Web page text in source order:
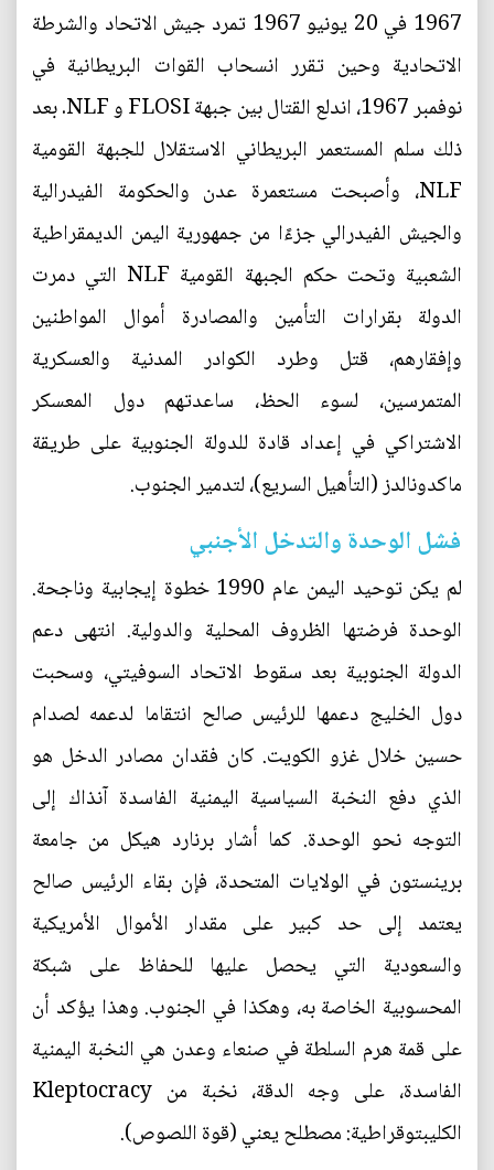
1967 في 20 يونيو 1967 تمرد جيش الاتحاد والشرطة
الاتحادية وحين تقرر انسحاب القوات البريطانية في
نوفمبر 1967، اندلع القتال بين جبهة FLOSI و NLF. بعد
ذلك سلم المستعمر البريطاني الاستقلال للجبهة القومية
NLF، وأصبحت مستعمرة عدن والحكومة الفيدرالية
والجيش الفيدرالي جزءًا من جمهورية اليمن الديمقراطية
الشعبية وتحت حكم الجبهة القومية NLF التي دمرت
الدولة بقرارات التأمين والمصادرة أموال المواطنين
وإفقارهم، قتل وطرد الكوادر المدنية والعسكرية
المتمرسين، لسوء الحظ، ساعدتهم دول المعسكر
الاشتراكي في إعداد قادة للدولة الجنوبية على طريقة
ماكدونالدز (التأهيل السريع)، لتدمير الجنوب.
فشل الوحدة والتدخل الأجنبي
لم يكن توحيد اليمن عام 1990 خطوة إيجابية وناجحة.
الوحدة فرضتها الظروف المحلية والدولية. انتهى دعم
الدولة الجنوبية بعد سقوط الاتحاد السوفيتي، وسحبت
دول الخليج دعمها للرئيس صالح انتقاما لدعمه لصدام
حسين خلال غزو الكويت. كان فقدان مصادر الدخل هو
الذي دفع النخبة السياسية اليمنية الفاسدة آنذاك إلى
التوجه نحو الوحدة. كما أشار برنارد هيكل من جامعة
برينستون في الولايات المتحدة، فإن بقاء الرئيس صالح
يعتمد إلى حد كبير على مقدار الأموال الأمريكية
والسعودية التي يحصل عليها للحفاظ على شبكة
المحسوبية الخاصة به، وهكذا في الجنوب. وهذا يؤكد أن
على قمة هرم السلطة في صنعاء وعدن هي النخبة اليمنية
الفاسدة، على وجه الدقة، نخبة من Kleptocracy
الكليبتوقراطية: مصطلح يعني (قوة اللصوص).